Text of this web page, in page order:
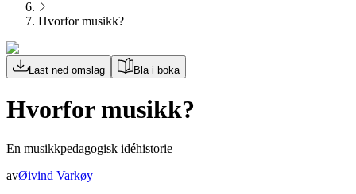
Hvorfor musikk?
Last ned omslag Bla i boka
Hvorfor musikk?
En musikkpedagogisk idéhistorie
avØivind Varkøy